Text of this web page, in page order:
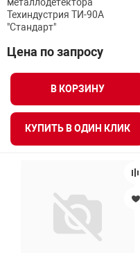
Техиндустрия ТИ-90А
"Стандарт"
Цена по запросу
В КОРЗИНУ
КУПИТЬ В ОДИН КЛИК